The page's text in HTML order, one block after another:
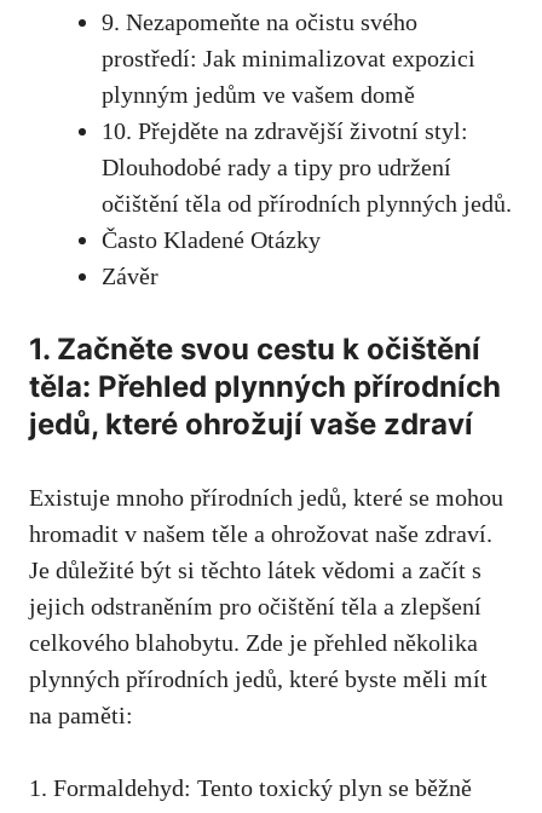
9. Nezapomeňte na očistu svého
prostředí: Jak minimalizovat expozici
plynným jedům ve vašem domě
10. Přejděte na zdravější životní styl:
Dlouhodobé rady a tipy pro udržení
očištění těla od přírodních plynných jedů.
Často Kladené Otázky
Závěr
1. Začněte svou cestu k očištění
těla: Přehled plynných přírodních
jedů, které ohrožují vaše zdraví
Existuje mnoho přírodních jedů, které se mohou
hromadit v našem těle a ohrožovat naše zdraví.
Je důležité být si těchto látek vědomi a začít s
jejich odstraněním pro očištění těla a zlepšení
celkového blahobytu. Zde je přehled několika
plynných přírodních jedů, které byste měli mít
na paměti:
1. Formaldehyd: Tento toxický plyn se běžně